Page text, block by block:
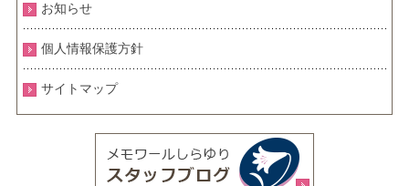
お知らせ
個人情報保護方針
サイトマップ